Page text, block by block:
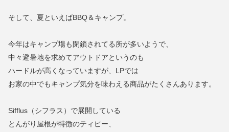
そして、夏といえばBBQ＆キャンプ。
今年はキャンプ場も閉鎖されてる所が多いようで、
中々避暑地を求めてアウトドアというのも
ハードルが高くなっていますが、LPでは
お家の中でもキャンプ気分を味わえる商品がたくさんあります。
Sifflus（シフラス）で展開している
とんがり屋根が特徴のティピー、